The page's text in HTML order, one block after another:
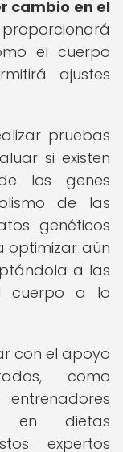
cambio en el
el cuerpo
ajustes
pruebas
si existen
los genes
de las
genéticos
optimizar aún
a las
cuerpo a lo
con el apoyo
como
en dietas
expertos